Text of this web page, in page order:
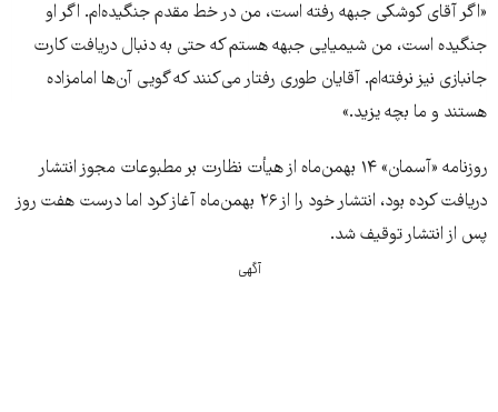
«اگر آقای کوشکی جبهه رفته است، من در خط مقدم جنگیده‌ام. اگر او
جنگیده است، من شیمیایی جبهه هستم که حتی به دنبال دریافت کارت
جانبازی نیز نرفته‌ام. آقایان طوری رفتار می‌کنند که گویی آن‌ها امامزاده
هستند و ما بچه یزید.»
روزنامه «آسمان» ۱۴ بهمن‌ماه از هیأت نظارت بر مطبوعات مجوز انتشار
دریافت کرده بود، انتشار خود را از ۲۶ بهمن‌ماه آغاز کرد اما درست هفت روز
پس از انتشار توقیف شد.
آگهی